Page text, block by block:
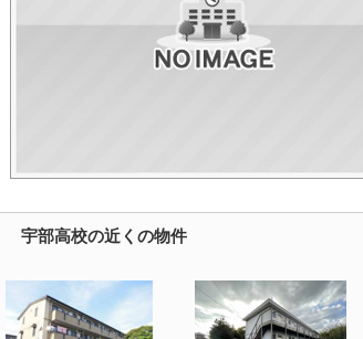
宇部高校の近くの物件